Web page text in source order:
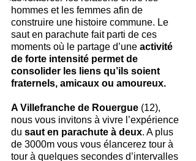
hommes et les femmes afin de
construire une histoire commune. Le
saut en parachute fait parti de ces
moments où le partage d’une activité
de forte intensité permet de
consolider les liens qu’ils soient
fraternels, amicaux ou amoureux.
A Villefranche de Rouergue (12),
nous vous invitons à vivre l’expérience
du saut en parachute à deux. A plus
de 3000m vous vous élancerez tour à
tour à quelques secondes d’intervalles